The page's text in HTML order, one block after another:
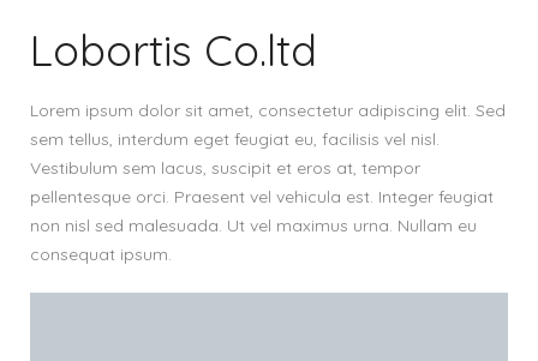
Lobortis Co.ltd
Lorem ipsum dolor sit amet, consectetur adipiscing elit. Sed
sem tellus, interdum eget feugiat eu, facilisis vel nisl.
Vestibulum sem lacus, suscipit et eros at, tempor
pellentesque orci. Praesent vel vehicula est. Integer feugiat
non nisl sed malesuada. Ut vel maximus urna. Nullam eu
consequat ipsum.